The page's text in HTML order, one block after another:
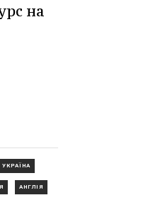
на
УКРАЇНА
АНГЛІЯ